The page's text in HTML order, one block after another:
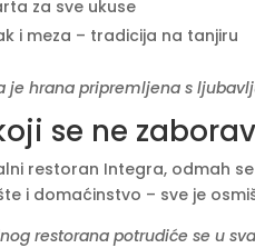
za sve ukuse
i meza – tradicija na tanjiru
je hrana pripremljena s
se ne
restoran Integra, odmah
i domaćinstvo – sve je
restorana potrudiće se u